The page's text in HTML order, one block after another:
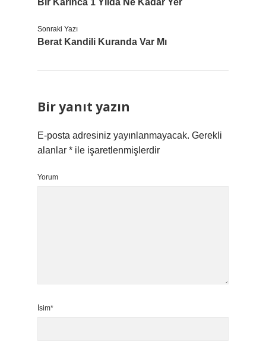
Bir Karınca 1 Yılda Ne Kadar Yer
Sonraki Yazı
Berat Kandili Kuranda Var Mı
Bir yanıt yazın
E-posta adresiniz yayınlanmayacak. Gerekli
alanlar * ile işaretlenmişlerdir
Yorum
İsim*